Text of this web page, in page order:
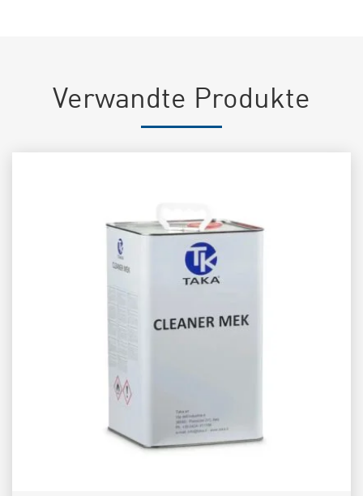
Verwandte Produkte